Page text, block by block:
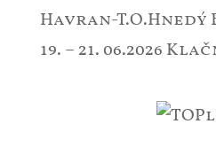
Havran-T.O.Hnedý
19. – 21. 06.2026